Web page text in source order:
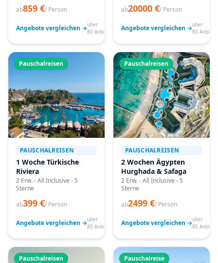
ab859 €/ Person
Angebote vergleichen →über
80 Anbieter
ab20000 €/ Person
Angebote vergleichen →über
80
Pauschalreisen
PAUSCHALREISEN
1 Woche Türkische
Riviera
2 Erw. - All Inclusive - 5
Sterne
ab399 €/ Person
Angebote vergleichen →über
80 Anbieter
Pauschalreisen
PAUSCHALREISEN
2 Wochen Ägypten
Hurghada & Safaga
2 Erw. - All Inclusive - 5
Sterne
ab2499 €/ Person
Angebote vergleichen →über
80
Pauschalreisen Pauschalreise